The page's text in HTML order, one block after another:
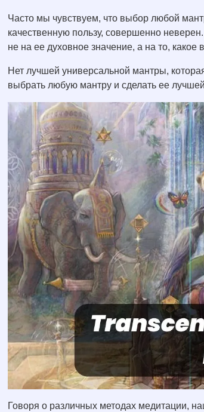
Часто мы чувствуем, что выбор любой
качественную пользу, совершенно
не на ее духовное значение, а на то, какое
Нет лучшей универсальной мантры,
выбрать любую мантру и сделать ее
Говоря о различных методах медитации,